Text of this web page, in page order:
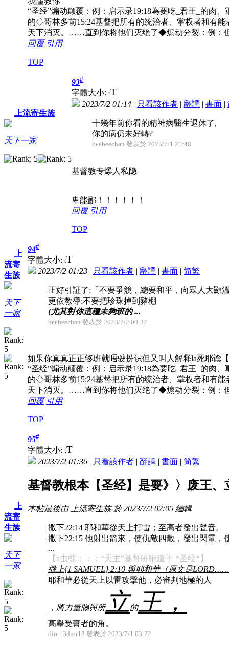
“圣经”煽动颠覆：例：启示录19:18為要吃_君王_的肉
的◇哥林多前15:24基督把所有的统治者、掌权者和有
天下消灭。……直到你将他们灭绝了◆煽动分裂：例：
回覆 引用
TOP
上流寄生族
天下一家
93#
字體大小: tT
2023/7/2 01:14 | 只看該作者 | 翻譯 | 書面 |
十幾年前你看的精神病醫生退休了,
你的病仍未好轉?
beebeechan 發表於 2023/7/1 21:48
基督教专爆人私隐
卑能鄙！！！！！！
回覆 引用
TOP
上
流寄
生族
天下
一家
94#
字體大小: tT
2023/7/2 01:23 | 只看該作者 | 翻譯 | 書面 | 简繁
正好引証了:「不要爭競，總要和平，向眾人大顯
更依教導:不要把珍珠掉到豬棚
(尤其對你這種未夠班的 ...
beebeechan 發表於 2023/7/2 00:32
如果你真真正正够班就唔驶扮识但又叫人解释la死耶谂
“圣经”煽动颠覆：例：启示录19:18為要吃_君王_的肉
的◇哥林多前15:24基督把所有的统治者、掌权者和有
天下消灭。……直到你将他们灭绝了◆煽动分裂：例：
回覆 引用
TOP
上
流寄
生族
天下
一家
95#
字體大小: tT
2023/7/2 01:36 | 只看該作者 | 翻譯 | 書面 | 简繁
基督教根本【圣经】是要》〉废王、
本帖最後由 上流寄生族 於 2023/7/2 02:05 編輯
撒下22:14 耶和華從天上打雷；至高者發出聲音。
撒下22:15 他射出箭來，使仇敵四散，發出閃電，
...
【a虫蛀：：：“天主”基督吩咐道于 *圣经*】
撒上{1 SAMUEL} 2:10 與耶和華（原文是
耶和華必從天上以雷攻擊他，必審判地極的人
，將力量賜與所立的王，
高舉受膏者的角。
dior13dior13 發表於 2023/7/1 03:22